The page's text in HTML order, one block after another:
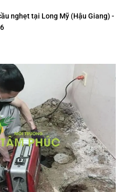
nghẹt tại Long Mỹ (Hậu Giang) -